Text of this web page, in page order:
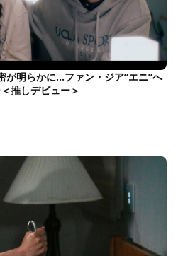
が明らかに…ファン・ジア“エニ”へ
推しデビュー＞